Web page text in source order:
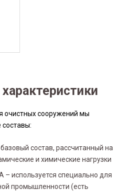
очистных сооружений мы
базовый состав, рассчитанный на
и химические нагрузки
– используется специально для
промышленности (есть